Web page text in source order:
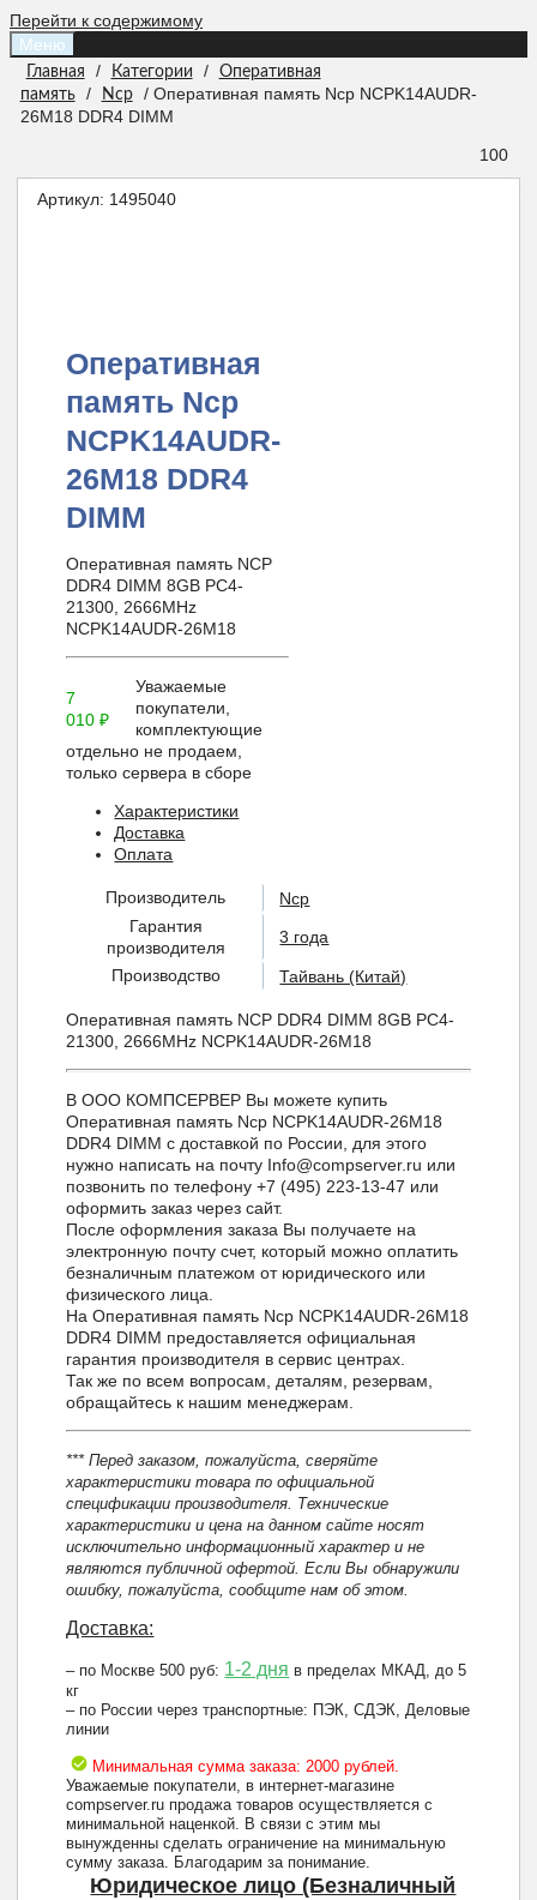
Перейти к содержимому
Меню
Главная / Категории /
Оперативная
память
/ Ncp
/ Оперативная память Ncp NCPK14AUDR-
26M18 DDR4 DIMM
100
Артикул: 1495040
Оперативная
память Ncp
NCPK14AUDR-
26M18 DDR4
DIMM
Оперативная память NCP
DDR4 DIMM 8GB PC4-
21300, 2666MHz
NCPK14AUDR-26M18
7
010₽
Уважаемые
покупатели,
комплектующие
отдельно не продаем,
только сервера в сборе
Характеристики
Доставка
Оплата
Производитель
Ncp
Гарантия
производителя
3 года
Производство Тайвань (Китай)
Оперативная память NCP DDR4 DIMM 8GB PC4-
21300, 2666MHz NCPK14AUDR-26M18
В ООО КОМПСЕРВЕР Вы можете купить
Оперативная память Ncp NCPK14AUDR-26M18
DDR4 DIMM с доставкой по России, для этого
нужно написать на почту Info@compserver.ru или
позвонить по телефону +7 (495) 223-13-47 или
оформить заказ через сайт.
После оформления заказа Вы получаете на
электронную почту счет, который можно оплатить
безналичным платежом от юридического или
физического лица.
На Оперативная память Ncp NCPK14AUDR-26M18
DDR4 DIMM предоставляется официальная
гарантия производителя в сервис центрах.
Так же по всем вопросам, деталям, резервам,
обращайтесь к нашим менеджерам.
*** Перед заказом, пожалуйста, сверяйте
характеристики товара по официальной
спецификации производителя. Технические
характеристики и цена на данном сайте носят
исключительно информационный характер и не
являются публичной офертой. Если Вы обнаружили
ошибку, пожалуйста, сообщите нам об этом.
Доставка:
– по Москве 500 руб: 1-2 дня в пределах МКАД, до 5
кг
– по России через транспортные: ПЭК, СДЭК, Деловые
линии
Минимальная сумма заказа: 2000 рублей.
Уважаемые покупатели, в интернет-магазине
compserver.ru продажа товаров осуществляется с
минимальной наценкой. В связи с этим мы
вынужденны сделать ограничение на минимальную
сумму заказа. Благодарим за понимание.
Юридическое лицо (Безналичный